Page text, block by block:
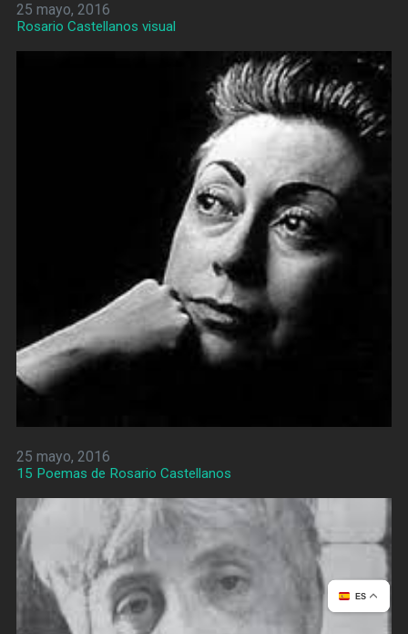
25 mayo, 2016
Rosario Castellanos visual
25 mayo, 2016
15 Poemas de Rosario Castellanos
ES